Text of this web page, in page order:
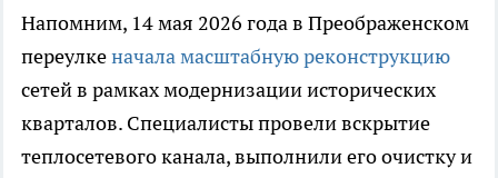
Напомним, 14 мая 2026 года в Преображенском
переулкеначала масштабную реконструкцию
сетей в рамках модернизации исторических
кварталов. Специалисты провели вскрытие
теплосетевого канала, выполнили его очистку и